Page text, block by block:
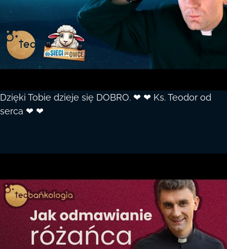
Dzięki Tobie dzieje się DOBRO. ❤ ❤ Ks. Teodor od
serca ❤ ❤